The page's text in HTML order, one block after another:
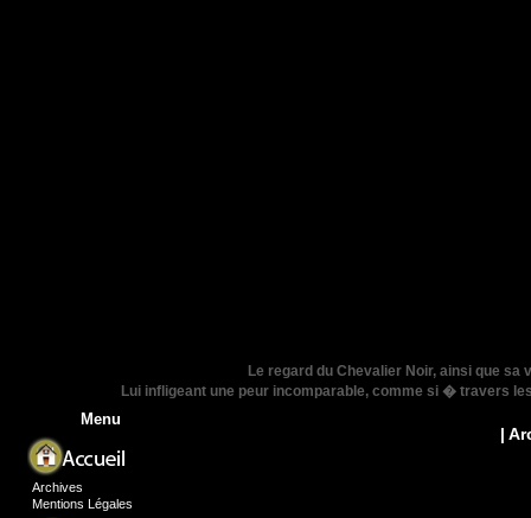
Le regard du Chevalier Noir, ainsi que
Lui infligeant une peur incomparable, comme si � travers
Menu
Archives
Mentions Légales
|